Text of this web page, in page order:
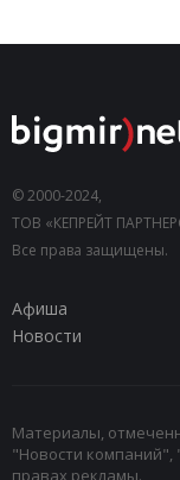
© 2000-2024,
ТОВ «КЕПРЕЙТ
Все права защищены.
Афиша
Новости
Материалы,
"Новости компаний",
правах рекламы.